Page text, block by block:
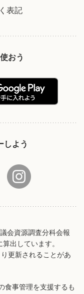
表記
おう
しよう
会資源調査分科会報
出しています。
更新されることがあ
食事管理を支援するも